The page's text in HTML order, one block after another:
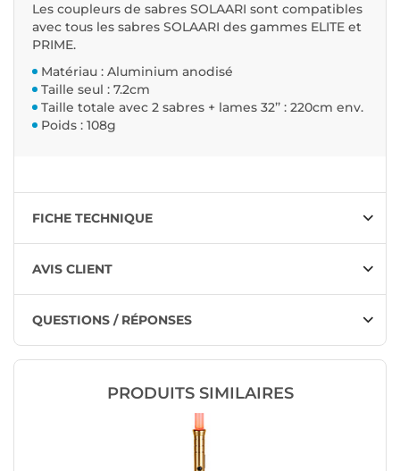
Les coupleurs de sabres SOLAARI sont compatibles
avec tous les sabres SOLAARI des gammes ELITE et
PRIME.
Matériau : Aluminium anodisé
Taille seul : 7.2cm
Taille totale avec 2 sabres + lames 32’’ : 220cm env.
Poids : 108g
FICHE TECHNIQUE
AVIS CLIENT
QUESTIONS / RÉPONSES
PRODUITS SIMILAIRES